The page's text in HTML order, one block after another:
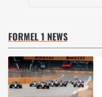
FORMEL 1 NEWS